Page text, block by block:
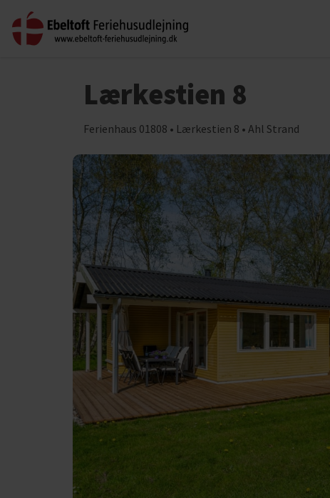
Lærkestien 8
Ferienhaus 01808 • Lærkestien 8 • Ahl Strand